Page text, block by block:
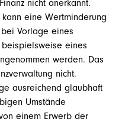
nicht anerkannt.
eine Wertminderung
Vorlage eines
eines
werden. Das
nicht.
ausreichend glaubhaft
Umstände
einem Erwerb der